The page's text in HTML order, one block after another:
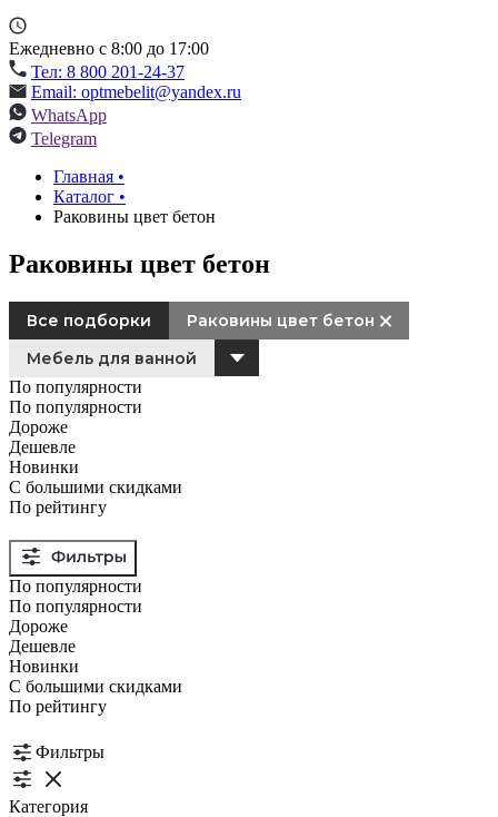
Ежедневно с 8:00 до 17:00
Тел: 8 800 201-24-37
Email: optmebelit@yandex.ru
WhatsApp
Telegram
Главная •
Каталог •
Раковины цвет бетон
Раковины цвет бетон
Все подборки
Раковины цвет бетон
Мебель для ванной
По популярности
По популярности
Дороже
Дешевле
Новинки
С большими скидками
По рейтингу
По популярности
По популярности
Дороже
Дешевле
Новинки
С большими скидками
По рейтингу
Фильтры
Категория